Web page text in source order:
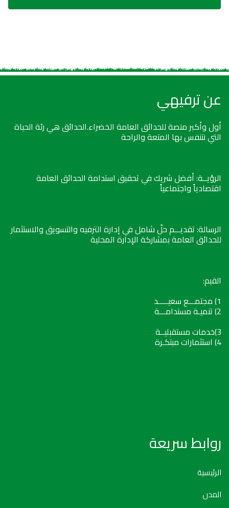
عن ترفيهي
أول وأكبر منصة للحدائق العامة الخضراء.الحدائق هي رئة الحياة
التي نتنفس بها المتعة والراحة
الرؤيــة: أفضل شريك في تحقيق استدامة الحدائق العامة
اقتصادياً واجتماعياً
الرسالة: تقديـــم حلّ شامل في إدارة الترفيه والتسويق والاستثمار
للحدائق العامة بمشاركة الإدارة المحلية
القيم:
1) مجتمـــع سعيـــــد
2) تنميـة مستدامـــة
3)خدمات مستقبليــة
4) استثمارات مبتكـرة
روابط سريعة
الرئيسية
المدن